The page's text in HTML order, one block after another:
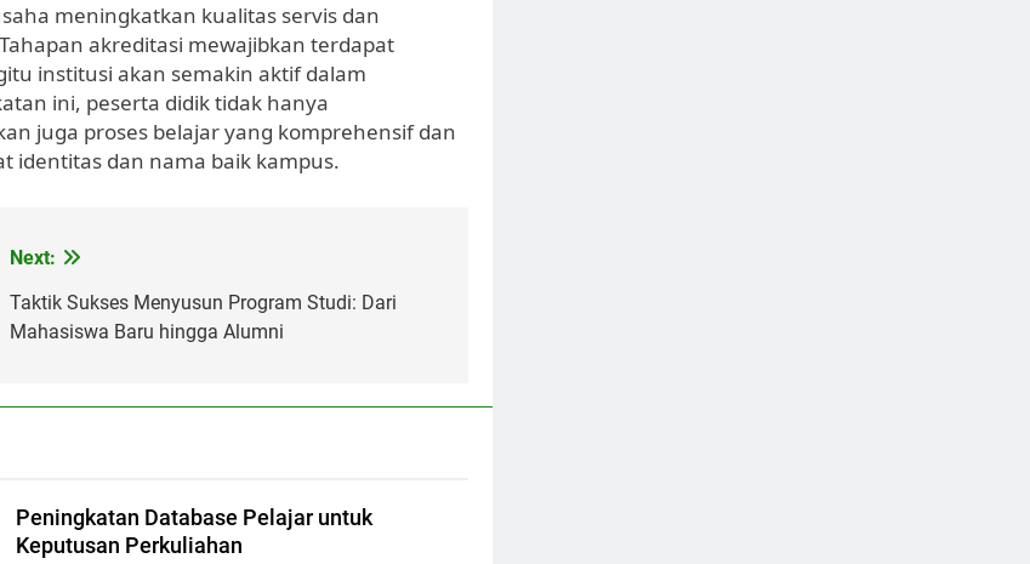
meningkatkan kualitas servis dan
akreditasi mewajibkan terdapat
institusi akan semakin aktif dalam
ini, peserta didik tidak hanya
juga proses belajar yang komprehensif dan
identitas dan nama baik kampus.
Next:
Taktik Sukses Menyusun Program Studi: Dari
Mahasiswa Baru hingga Alumni
Peningkatan Database Pelajar untuk
Keputusan Perkuliahan